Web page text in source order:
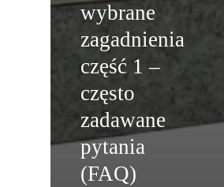
wybrane
zagadnienia
część 1 –
często
zadawane
pytania
(FAQ)